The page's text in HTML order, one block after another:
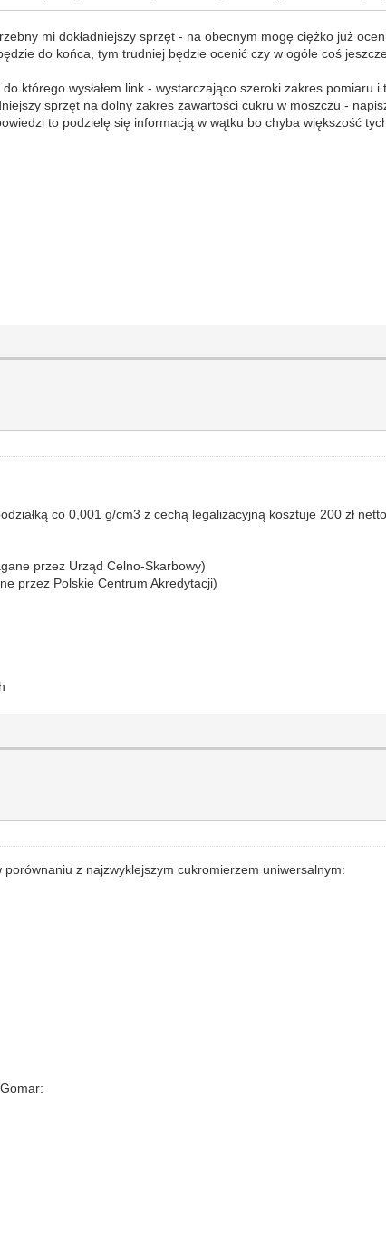
mi dokładniejszy sprzęt - na obecnym mogę ciężko już
do końca, tym trudniej będzie ocenić czy w ogóle coś
którego wysłałem link - wystarczająco szeroki zakres pomiaru
sprzęt na dolny zakres zawartości cukru w moszczu -
to podzielę się informacją w wątku bo chyba większość
co 0,001 g/cm3 z cechą legalizacyjną kosztuje 200 zł
przez Urząd Celno-Skarbowy)
przez Polskie Centrum Akredytacji)
z najzwyklejszym cukromierzem uniwersalnym: